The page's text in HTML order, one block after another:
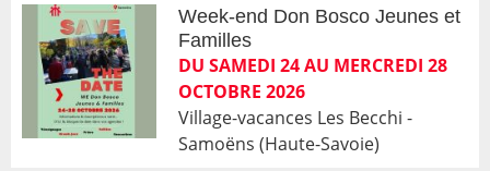
Week-end Don Bosco Jeunes et
Familles
DU SAMEDI 24 AU MERCREDI 28
OCTOBRE 2026
Village-vacances Les Becchi -
Samoëns (Haute-Savoie)